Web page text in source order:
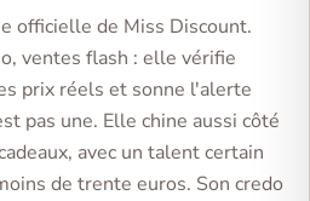
officielle de Miss Discount.
ventes flash : elle vérifie
prix réels et sonne l'alerte
pas une. Elle chine aussi côté
avec un talent certain
de trente euros. Son credo